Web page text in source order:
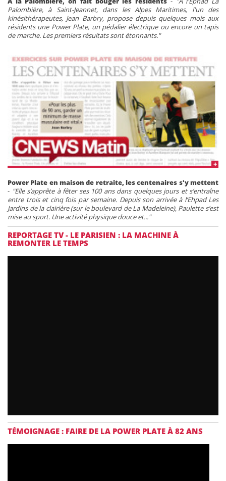
Palombière, à Saint-Jeannet, dans les Alpes Maritimes, l'un des
kinésithérapeutes, Jean Barbry, propose depuis quelques mois aux
résidents une Power Plate, un pédalier électrique ou encore un tapis
de marche. Les premiers résultats sont étonnants."
Power Plate en maison de retraite, les centenaires s'y mettent
- "Elle s’apprête à fêter ses 100 ans dans quelques jours et s’entraîne
entre trois et cinq fois par semaine. Depuis son arrivée à l’Ehpad Les
Jardins de la clairière (sur le boulevard de La Madeleine), Paulette s’est
mise au sport. Une activité physique douce et..."
REPORTAGE TV - LE PARISIEN : LA MACHINE À
REMONTER LE TEMPS
TÉMOIGNAGE : FAIRE DE LA POWER PLATE À 82 ANS